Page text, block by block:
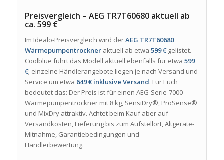
Preisvergleich – AEG TR7T60680 aktuell ab
ca. 599 €
Im Idealo-Preisvergleich wird derAEG TR7T60680
Wärmepumpentrockneraktuell ab etwa 599 €gelistet.
Coolblue führt das Modell aktuell ebenfalls für etwa 599
€; einzelne Händlerangebote liegen je nach Versand und
Service um etwa 649 € inklusive Versand. Für Euch
bedeutet das: Der Preis ist für einen AEG-Serie-7000-
Wärmepumpentrockner mit 8 kg, SensiDry®, ProSense®
und MixDry attraktiv. Achtet beim Kauf aber auf
Versandkosten, Lieferung bis zum Aufstellort, Altgeräte-
Mitnahme, Garantiebedingungen und
Händlerbewertung.